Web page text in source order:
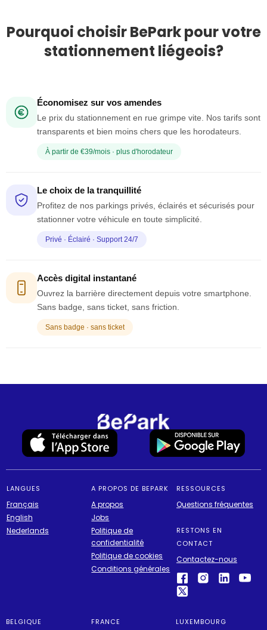
Pourquoi choisir BePark pour votre
stationnement liégeois?
Économisez sur vos amendes
Le prix du stationnement en rue grimpe vite. Nos tarifs sont
transparents et bien moins chers que les horodateurs.
À partir de €39/mois · plus d'horodateur
Le choix de la tranquillité
Profitez de nos parkings privés, éclairés et sécurisés pour
stationner votre véhicule en toute simplicité.
Privé · Éclairé · Support 24/7
Accès digital instantané
Ouvrez la barrière directement depuis votre smartphone.
Sans badge, sans ticket, sans friction.
Sans badge · sans ticket
LANGUES
Français
English
Nederlands
A PROPOS DE BEPARK
A propos
Jobs
Politique de
confidentialité
Politique de cookies
Conditions générales
RESSOURCES
Questions fréquentes
RESTONS EN
CONTACT
Contactez-nous
BELGIQUE FRANCE LUXEMBOURG